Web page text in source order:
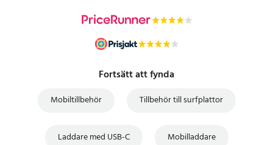
Fortsätt att fynda
Mobiltillbehör Tillbehör till surfplattor
Laddare med USB-C Mobilladdare